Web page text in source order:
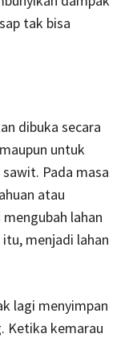
tak bisa
dibuka secara
untuk
Pada masa
atau
lahan
menjadi lahan
lagi menyimpan
Ketika kemarau